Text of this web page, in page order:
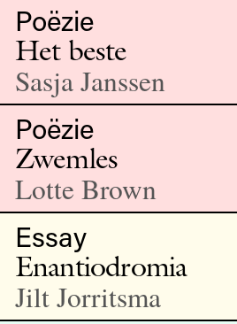
Poëzie
Het beste
Sasja Janssen
Poëzie
Zwemles
Lotte Brown
Essay
Enantiodromia
Jilt Jorritsma